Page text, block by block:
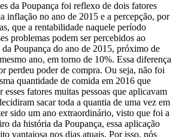
da Poupança foi reflexo de dois fatores
inflação no ano de 2015 e a percepção, por
que a rentabilidade naquele período
problemas podem ser percebidos ao
Poupança do ano de 2015, próximo de
ano, em torno de 10%. Essa diferença
perdeu poder de compra. Ou seja, não foi
quantidade de comida em 2016 que
fatores muitas pessoas que aplicavam
sacar toda a quantia de uma vez em
sido um ano extraordinário, visto que foi a
da história da Poupança, essa aplicação
vantajosa nos dias atuais. Por isso, nós